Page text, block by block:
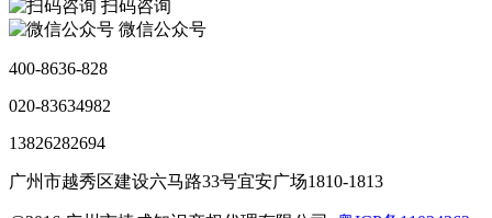
扫码咨询
微信公众号
400-8636-828
020-83634982
13826282694
广州市越秀区建设六马路33号宜安广场1810-1813